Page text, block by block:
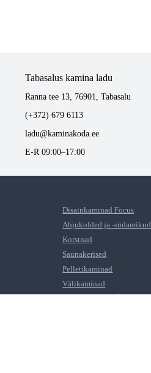
Tabasalus kamina ladu
Ranna tee 13, 76901, Tabasalu
(+372) 679 6113
ladu@kaminakoda.ee
E-R 09:00–17:00
Disainkaminad Focus
Ahjukolded ja -südamikud
Korstnad
Saunakerised
Pelletikaminad
Välikaminad